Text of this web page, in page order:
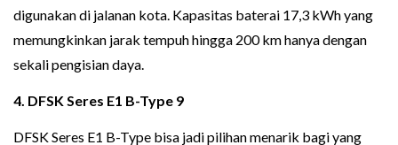
digunakan di jalanan kota. Kapasitas baterai 17,3 kWh yang
memungkinkan jarak tempuh hingga 200 km hanya dengan
sekali pengisian daya.
4. DFSK Seres E1 B-Type 9
DFSK Seres E1 B-Type bisa jadi pilihan menarik bagi yang